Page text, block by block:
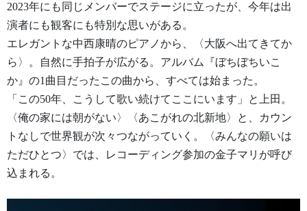
2023年にも同じメンバーでステージに立ったが、今年は出
演者にも観客にも特別な思いがある。
エレガントな中西康晴のピアノから、〈大阪へ出てきてか
ら〉。自然に手拍子が広がる。アルバム『ぼちぼちいこ
か』の1曲目だったこの曲から、すべては始まった。
「この50年、こうして歌い続けてここにいます」と上田。
〈俺の家には朝がない〉〈あこがれの北新地〉と、カウン
トなしで世界観が次々つながっていく。〈みんなの願いは
ただひとつ〉では、レコーディング参加の金子マリが呼び
込まれる。